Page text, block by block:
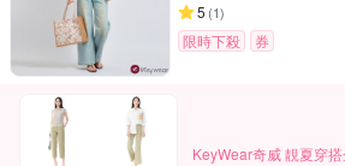
5 (1)
限時下殺 券
KeyWear奇威 靚夏穿